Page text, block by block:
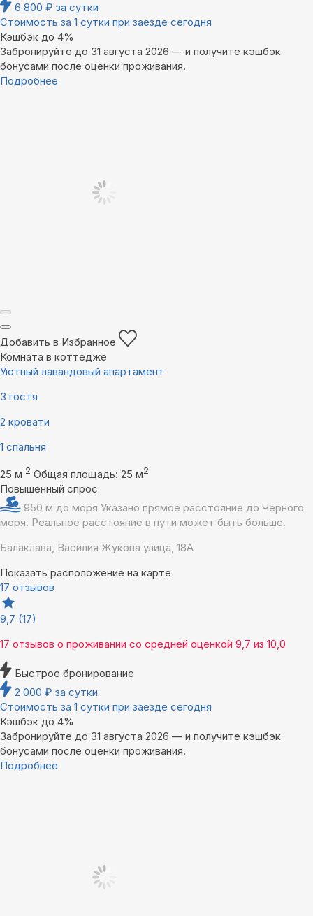
6 800 ₽ за сутки
Стоимость за 1 сутки при заезде сегодня
Кэшбэк до 4%
Забронируйте до 31 августа 2026 — и получите кэшбэк
бонусами после оценки проживания.
Подробнее
Добавить в Избранное
Комната в коттедже
Уютный лавандовый апартамент
3 гостя
2 кровати
1 спальня
25 м 2 Общая площадь: 25 м2
Повышенный спрос
950 м до моря Указано прямое расстояние до Чёрного
моря. Реальное расстояние в пути может быть больше.
Балаклава, Василия Жукова улица, 18А
Показать расположение на карте
17 отзывов
9,7 (17)
17 отзывов о проживании со средней оценкой 9,7 из 10,0
Быстрое бронирование
2 000 ₽ за сутки
Стоимость за 1 сутки при заезде сегодня
Кэшбэк до 4%
Забронируйте до 31 августа 2026 — и получите кэшбэк
бонусами после оценки проживания.
Подробнее